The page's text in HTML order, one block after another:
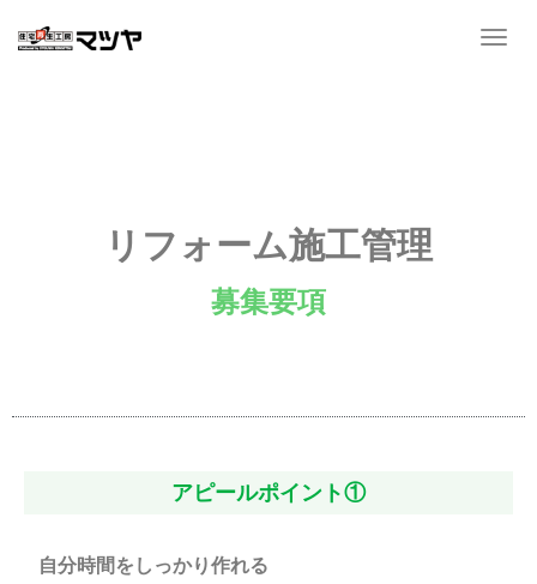
T
リフォーム施工管理
募集要項
アピールポイント①
自分時間をしっかり作れる